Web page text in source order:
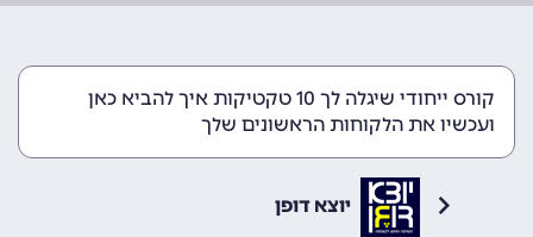
קורס ייחודי שיגלה לך 10 טקטיקות איך להביא כאן
ועכשיו את הלקוחות הראשונים שלך
יוצא דופן